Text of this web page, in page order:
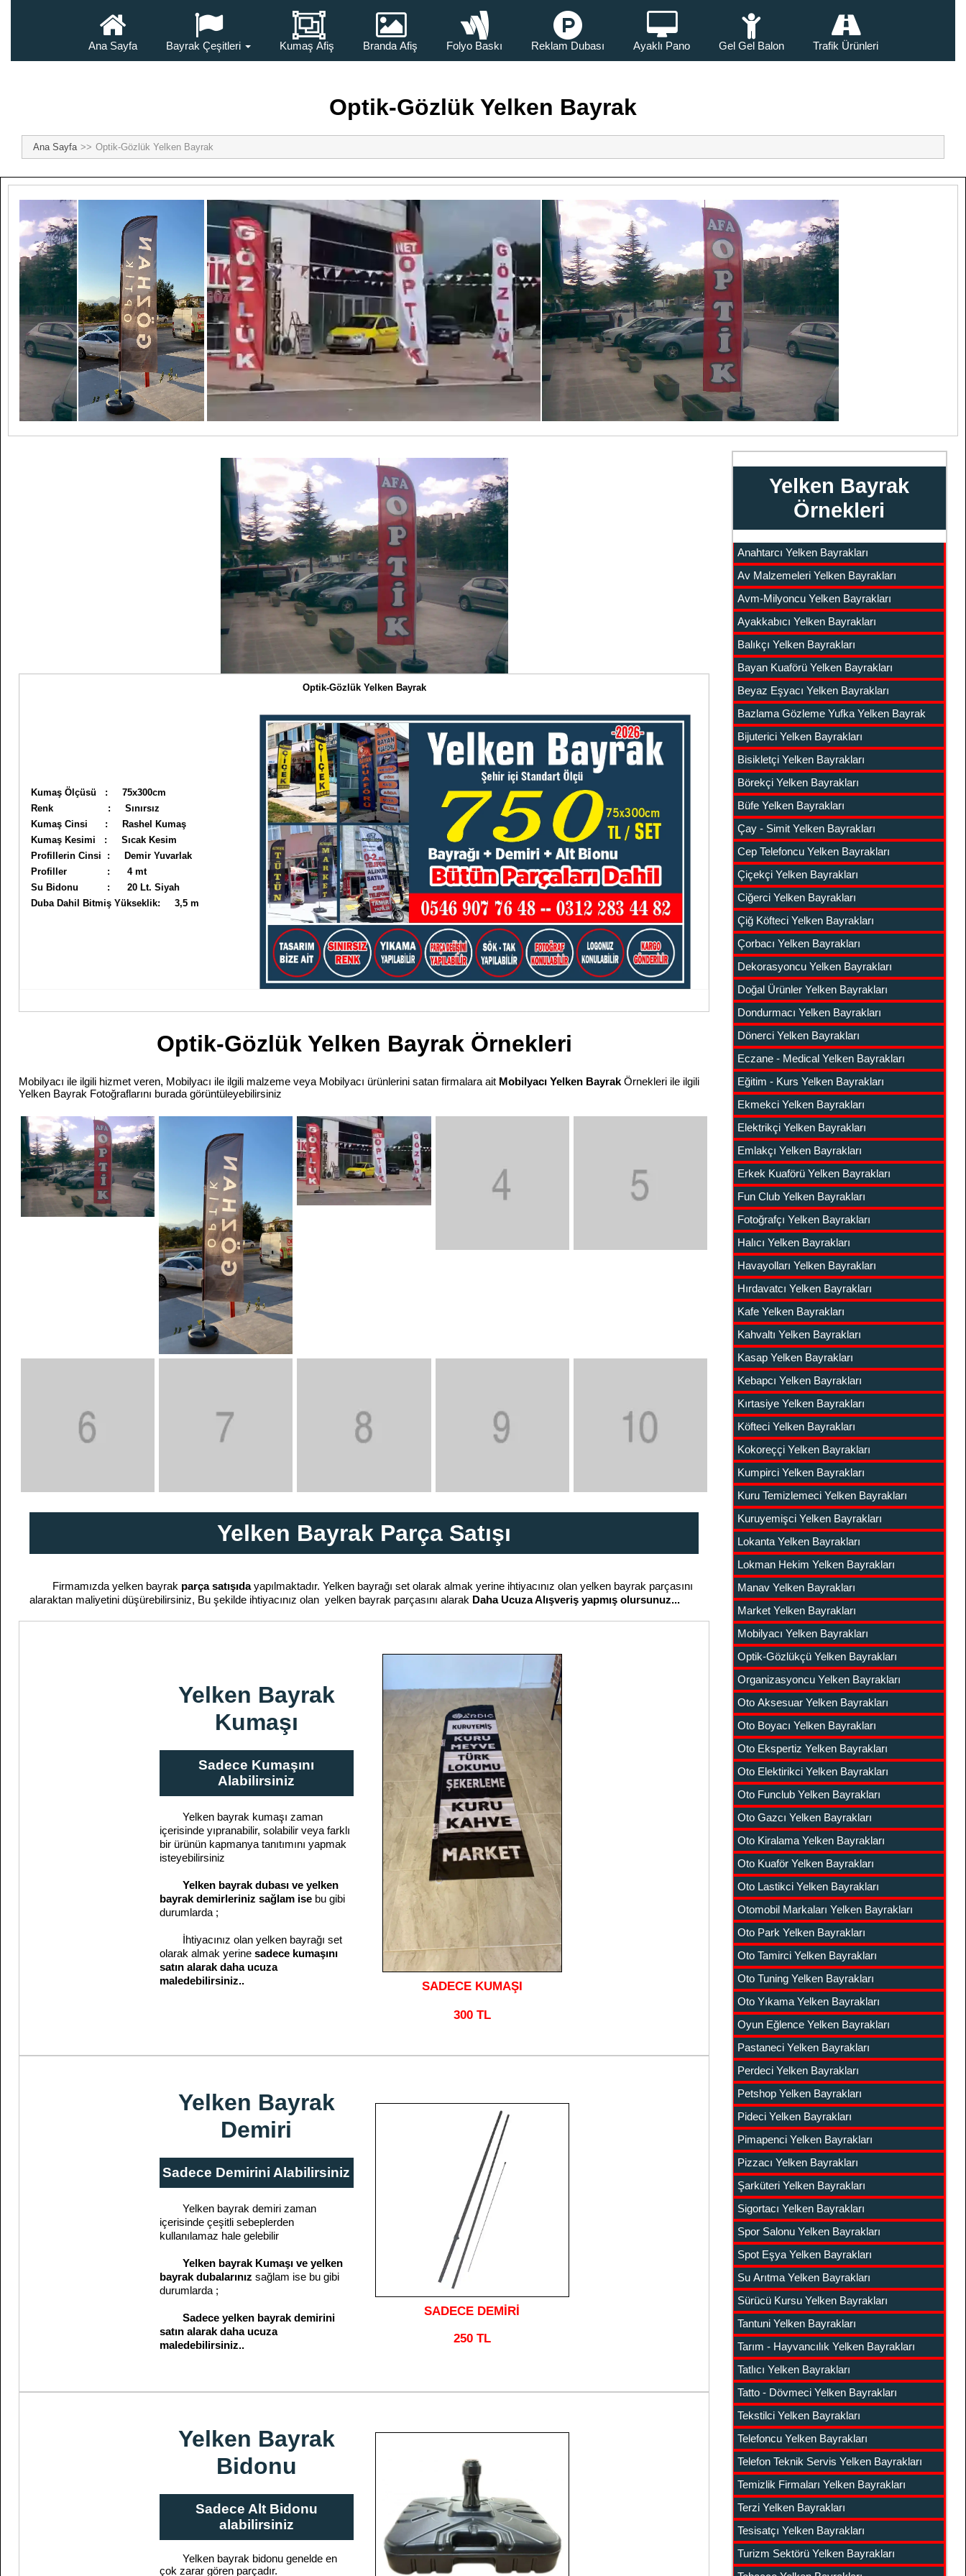
Optik-Gözlük Yelken Bayrak
Ana Sayfa Optik-Gözlük Yelken Bayrak
Ana Sayfa Bayrak Çeşitleri Kumaş Afiş Branda Afiş Folyo Baskı Reklam Dubası Ayaklı Pano Gel Gel Balon Trafik Ürünleri
Optik-Gözlük Yelken Bayrak
Kumaş Ölçüsü : 75x300cm
Renk : Sınırsız
Kumaş Cinsi : Rashel Kumaş
Kumaş Kesimi : Sıcak Kesim
Profillerin Cinsi : Demir Yuvarlak
Profiller : 4 mt
Su Bidonu : 20 Lt. Siyah
Duba Dahil Bitmiş Yükseklik: 3,5 m
Optik-Gözlük Yelken Bayrak Örnekleri
Mobilyacı ile ilgili hizmet veren, Mobilyacı ile ilgili malzeme veya Mobilyacı ürünlerini satan firmalara ait Mobilyacı Yelken Bayrak Örnekleri ile ilgili
Yelken Bayrak Fotoğraflarını burada görüntüleyebilirsiniz
Yelken Bayrak Parça Satışı
Firmamızda yelken bayrak parça satışıdayapılmaktadır. Yelken bayrağı set olarak almak yerine ihtiyacınız olan yelken bayrak parçasını
alaraktan maliyetini düşürebilirsiniz, Bu şekilde ihtiyacınız olan yelken bayrak parçasını alarak Daha Ucuza Alışveriş yapmış olursunuz...
Yelken Bayrak
Kumaşı
Sadece Kumaşını
Alabilirsiniz
Yelken bayrak kumaşı zaman
içerisinde yıpranabilir, solabilir veya farklı
bir ürünün kapmanya tanıtımını yapmak
isteyebilirsiniz
Yelken bayrak dubası ve yelken
bayrak demirleriniz sağlam ise bu gibi
durumlarda ;
İhtiyacınız olan yelken bayrağı set
olarak almak yerine sadece kumaşını
satın alarak daha ucuza
maledebilirsiniz..
SADECE KUMAŞI
300 TL
Yelken Bayrak
Demiri
Sadece Demirini Alabilirsiniz
Yelken bayrak demiri zaman
içerisinde çeşitli sebeplerden
kullanılamaz hale gelebilir
Yelken bayrak Kumaşı ve yelken
bayrak dubalarınız sağlam ise bu gibi
durumlarda ;
Sadece yelken bayrak demirini
satın alarak daha ucuza
maledebilirsiniz..
SADECE DEMİRİ
250 TL
Yelken Bayrak
Bidonu
Sadece Alt Bidonu
alabilirsiniz
Yelken bayrak bidonu genelde en
çok zarar gören parçadır.
Yelken Bayrak
Örnekleri
Anahtarcı Yelken Bayrakları
Av Malzemeleri Yelken Bayrakları
Avm-Milyoncu Yelken Bayrakları
Ayakkabıcı Yelken Bayrakları
Balıkçı Yelken Bayrakları
Bayan Kuaförü Yelken Bayrakları
Beyaz Eşyacı Yelken Bayrakları
Bazlama Gözleme Yufka Yelken Bayrak
Bijuterici Yelken Bayrakları
Bisikletçi Yelken Bayrakları
Börekçi Yelken Bayrakları
Büfe Yelken Bayrakları
Çay - Simit Yelken Bayrakları
Cep Telefoncu Yelken Bayrakları
Çiçekçi Yelken Bayrakları
Ciğerci Yelken Bayrakları
Çiğ Köfteci Yelken Bayrakları
Çorbacı Yelken Bayrakları
Dekorasyoncu Yelken Bayrakları
Doğal Ürünler Yelken Bayrakları
Dondurmacı Yelken Bayrakları
Dönerci Yelken Bayrakları
Eczane - Medical Yelken Bayrakları
Eğitim - Kurs Yelken Bayrakları
Ekmekci Yelken Bayrakları
Elektrikçi Yelken Bayrakları
Emlakçı Yelken Bayrakları
Erkek Kuaförü Yelken Bayrakları
Fun Club Yelken Bayrakları
Fotoğrafçı Yelken Bayrakları
Halıcı Yelken Bayrakları
Havayolları Yelken Bayrakları
Hırdavatcı Yelken Bayrakları
Kafe Yelken Bayrakları
Kahvaltı Yelken Bayrakları
Kasap Yelken Bayrakları
Kebapcı Yelken Bayrakları
Kırtasiye Yelken Bayrakları
Köfteci Yelken Bayrakları
Kokoreççi Yelken Bayrakları
Kumpirci Yelken Bayrakları
Kuru Temizlemeci Yelken Bayrakları
Kuruyemişci Yelken Bayrakları
Lokanta Yelken Bayrakları
Lokman Hekim Yelken Bayrakları
Manav Yelken Bayrakları
Market Yelken Bayrakları
Mobilyacı Yelken Bayrakları
Optik-Gözlükçü Yelken Bayrakları
Organizasyoncu Yelken Bayrakları
Oto Aksesuar Yelken Bayrakları
Oto Boyacı Yelken Bayrakları
Oto Ekspertiz Yelken Bayrakları
Oto Elektirikci Yelken Bayrakları
Oto Funclub Yelken Bayrakları
Oto Gazcı Yelken Bayrakları
Oto Kiralama Yelken Bayrakları
Oto Kuaför Yelken Bayrakları
Oto Lastikci Yelken Bayrakları
Otomobil Markaları Yelken Bayrakları
Oto Park Yelken Bayrakları
Oto Tamirci Yelken Bayrakları
Oto Tuning Yelken Bayrakları
Oto Yıkama Yelken Bayrakları
Oyun Eğlence Yelken Bayrakları
Pastaneci Yelken Bayrakları
Perdeci Yelken Bayrakları
Petshop Yelken Bayrakları
Pideci Yelken Bayrakları
Pimapenci Yelken Bayrakları
Pizzacı Yelken Bayrakları
Şarküteri Yelken Bayrakları
Sigortacı Yelken Bayrakları
Spor Salonu Yelken Bayrakları
Spot Eşya Yelken Bayrakları
Su Arıtma Yelken Bayrakları
Sürücü Kursu Yelken Bayrakları
Tantuni Yelken Bayrakları
Tarım - Hayvancılık Yelken Bayrakları
Tatlıcı Yelken Bayrakları
Tatto - Dövmeci Yelken Bayrakları
Tekstilci Yelken Bayrakları
Telefoncu Yelken Bayrakları
Telefon Teknik Servis Yelken Bayrakları
Temizlik Firmaları Yelken Bayrakları
Terzi Yelken Bayrakları
Tesisatçı Yelken Bayrakları
Turizm Sektörü Yelken Bayrakları